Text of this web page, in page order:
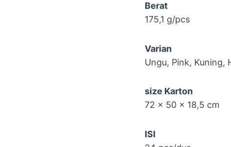
Berat
175,1 g/pcs
Varian
Ungu, Pink, Kuning,
size Karton
72 x 50 x 18,5 cm
ISI